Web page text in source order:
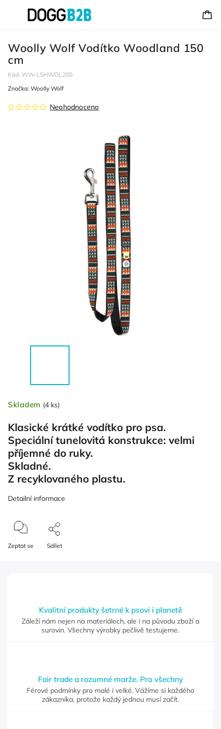
Woolly Wolf Vodítko Woodland 150
cm
Kód: WW-LSHWDL200
Neohodnoceno
Značka: Woolly Wolf
Skladem (4 ks)
Klasické krátké vodítko pro psa.
Speciální tunelovitá konstrukce: velmi
příjemné do ruky.
Skladné.
Z recyklovaného plastu.
Detailní informace
Zeptat se Sdílet
Kvalitní produkty šetrné k psovi i planetě
Záleží nám nejen na materiálech, ale i na původu zboží a
surovin. Všechny výrobky pečlivě testujeme.
Fair trade a rozumné marže. Pro všechny
Férové podmínky pro malé i velké. Vážíme si každého
zákazníka, protože každý jednou musí začít.